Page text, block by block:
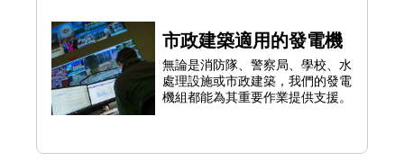
市政建築適用的發電機
無論是消防隊、警察局、學校、水
處理設施或市政建築，我們的發電
機組都能為其重要作業提供支援。